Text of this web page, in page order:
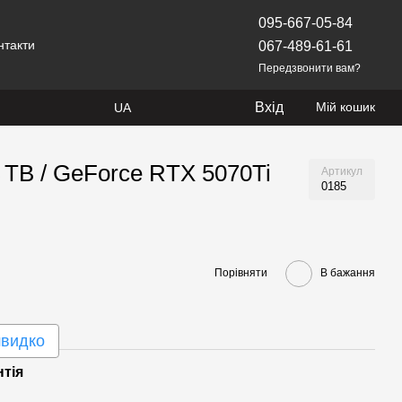
095-667-05-84
067-489-61-61
Передзвонити вам?
UA Вхід Мій кошик
/ GeForce RTX 5070Ti Артикул
0185
Порівняти В бажання